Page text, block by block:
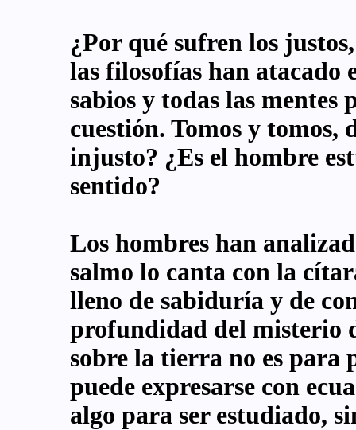
¿Por qué sufren los
las filosofías han atacado
sabios y todas las
cuestión. Tomos y tomos,
injusto? ¿Es el hombre
sentido?
Los hombres han
salmo lo canta con la
lleno de sabiduría y de
profundidad del misterio
sobre la tierra no es para
puede expresarse con
algo para ser estudiado,